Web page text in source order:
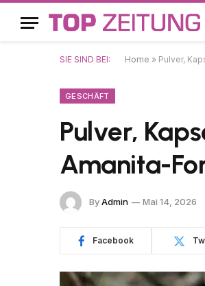
SIE SIND BEI: Home » Pulver,
GESCHÄFT
Pulver,
Amanita-
ByAdmin Mai 14, 2026
Facebook